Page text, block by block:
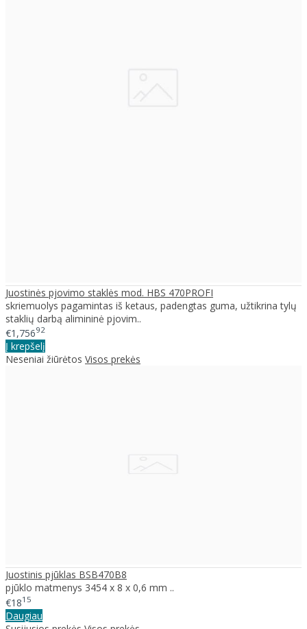
Juostinės pjovimo staklės mod. HBS 470PROFI
skriemuolys pagamintas iš ketaus, padengtas guma, užtikrina tylų
staklių darbą alimininė pjovim..
€1,75692
Į krepšelį
Neseniai žiūrėtos Visos prekės
Juostinis pjūklas BSB470B8
pjūklo matmenys 3454 x 8 x 0,6 mm ..
€1815
Daugiau